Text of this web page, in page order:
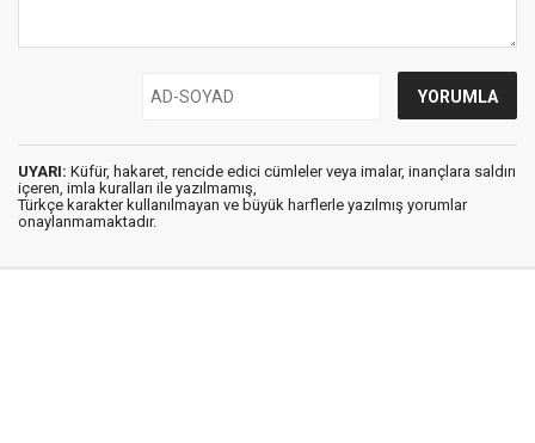
UYARI: Küfür, hakaret, rencide edici cümleler veya imalar, inançlara saldırı
içeren, imla kuralları ile yazılmamış,
Türkçe karakter kullanılmayan ve büyük harflerle yazılmış yorumlar
onaylanmamaktadır.